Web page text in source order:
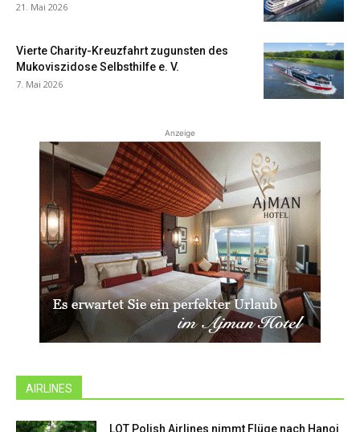
21. Mai 2026
Vierte Charity-Kreuzfahrt zugunsten des
Mukoviszidose Selbsthilfe e. V.
7. Mai 2026
Anzeige
AIRLINES
LOT Polish Airlines nimmt Flüge nach Hanoi